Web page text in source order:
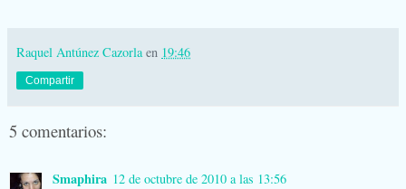
Raquel Antúnez Cazorla en 19:46
Compartir
5 comentarios:
Smaphira 12 de octubre de 2010 a las 13:56